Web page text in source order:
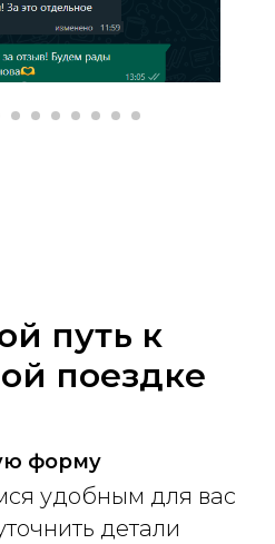
путь к
поездке
форму
удобным для вас
детали